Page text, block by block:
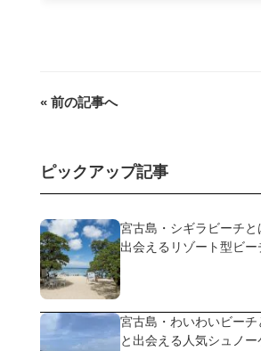
« 前の記事へ
ピックアップ記事
宮古島・シギラビーチと
出会えるリゾート型ビー
宮古島・わいわいビーチ
と出会える人気シュノー